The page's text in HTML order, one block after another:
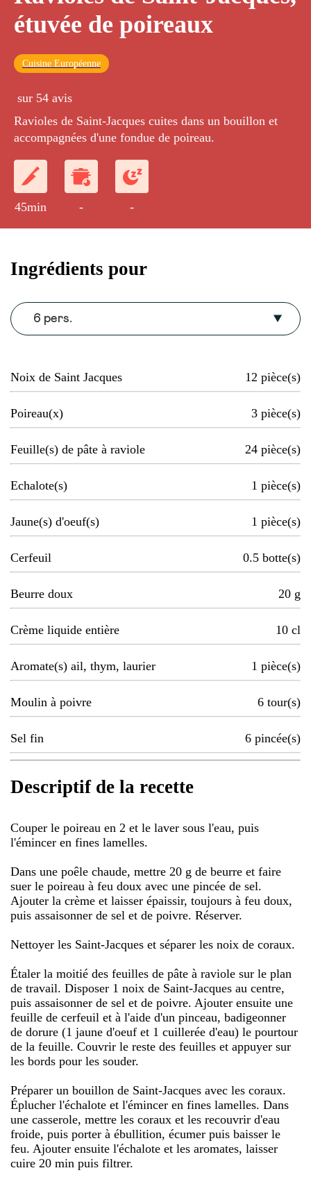
étuvée de poireaux
Cuisine Européenne
sur 54 avis
Ravioles de Saint-Jacques cuites dans un bouillon et
accompagnées d'une fondue de poireau.
45min - -
Ingrédients pour
6 pers.
Noix de Saint Jacques 12 pièce(s)
Poireau(x) 3 pièce(s)
Feuille(s) de pâte à raviole 24 pièce(s)
Echalote(s) 1 pièce(s)
Jaune(s) d'oeuf(s) 1 pièce(s)
Cerfeuil 0.5 botte(s)
Beurre doux 20 g
Crème liquide entière 10 cl
Aromate(s) ail, thym, laurier 1 pièce(s)
Moulin à poivre 6 tour(s)
Sel fin 6 pincée(s)
Descriptif de la recette
Couper le poireau en 2 et le laver sous l'eau, puis
l'émincer en fines lamelles.
Dans une poêle chaude, mettre 20 g de beurre et faire
suer le poireau à feu doux avec une pincée de sel.
Ajouter la crème et laisser épaissir, toujours à feu doux,
puis assaisonner de sel et de poivre. Réserver.
Nettoyer les Saint-Jacques et séparer les noix de coraux.
Étaler la moitié des feuilles de pâte à raviole sur le plan
de travail. Disposer 1 noix de Saint-Jacques au centre,
puis assaisonner de sel et de poivre. Ajouter ensuite une
feuille de cerfeuil et à l'aide d'un pinceau, badigeonner
de dorure (1 jaune d'oeuf et 1 cuillerée d'eau) le pourtour
de la feuille. Couvrir le reste des feuilles et appuyer sur
les bords pour les souder.
Préparer un bouillon de Saint-Jacques avec les coraux.
Éplucher l'échalote et l'émincer en fines lamelles. Dans
une casserole, mettre les coraux et les recouvrir d'eau
froide, puis porter à ébullition, écumer puis baisser le
feu. Ajouter ensuite l'échalote et les aromates, laisser
cuire 20 min puis filtrer.